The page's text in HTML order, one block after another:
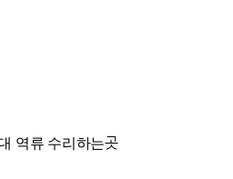
역류 수리하는곳